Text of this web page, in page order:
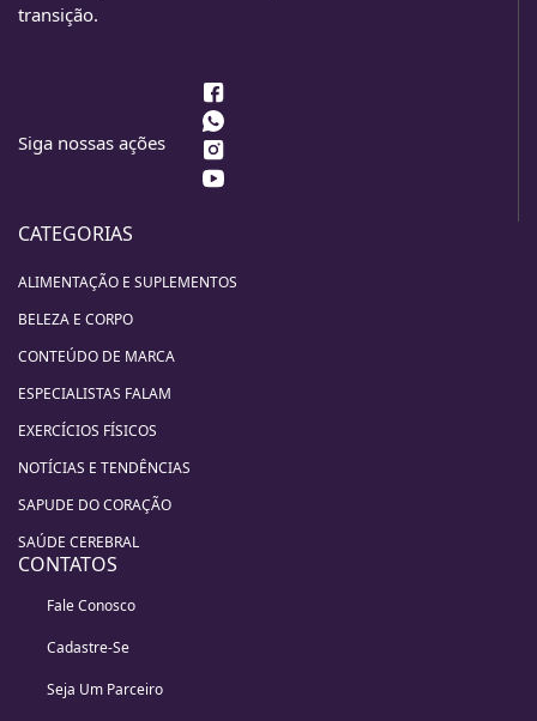
transição.
Siga nossas ações
CATEGORIAS
ALIMENTAÇÃO E SUPLEMENTOS
BELEZA E CORPO
CONTEÚDO DE MARCA
ESPECIALISTAS FALAM
EXERCÍCIOS FÍSICOS
NOTÍCIAS E TENDÊNCIAS
SAPUDE DO CORAÇÃO
SAÚDE CEREBRAL
CONTATOS
Fale Conosco
Cadastre-Se
Seja Um Parceiro